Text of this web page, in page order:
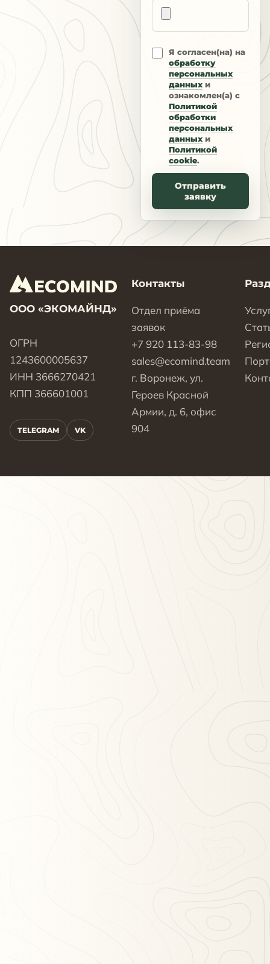
Я согласен(на) на
обработку
персональных
данных и
ознакомлен(а) с
Политикой
обработки
персональных
данных и
Политикой
cookie.
Отправить
заявку
ООО «ЭКОМАЙНД»
ОГРН
1243600005637
ИНН 3666270421
КПП 366601001
TELEGRAM VK
Контакты
Отдел приёма
заявок
+7 920 113-83-98
sales@ecomind.team
г. Воронеж, ул.
Героев Красной
Армии, д. 6, офис
904